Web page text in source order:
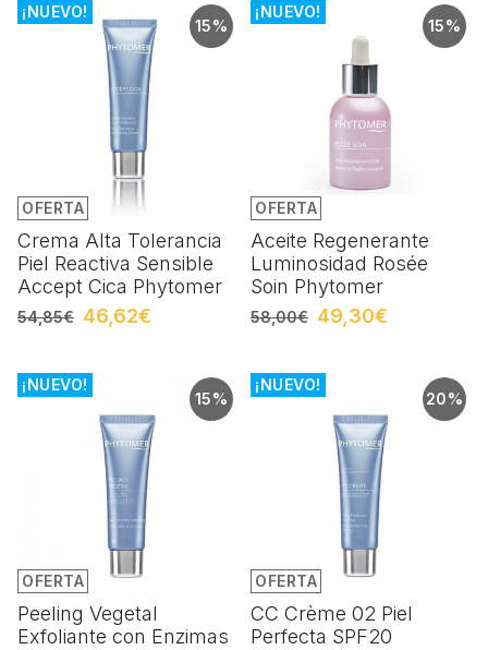
15%
OFERTA
¡NUEVO!
Crema Alta Tolerancia
Piel Reactiva Sensible
Accept Cica Phytomer
54,85€ 46,62€
15%
OFERTA
¡NUEVO!
Aceite Regenerante
Luminosidad Rosée
Soin Phytomer
58,00€ 49,30€
15%
OFERTA
¡NUEVO!
Peeling Vegetal
Exfoliante con Enzimas
20%
OFERTA
¡NUEVO!
CC Crème 02 Piel
Perfecta SPF20